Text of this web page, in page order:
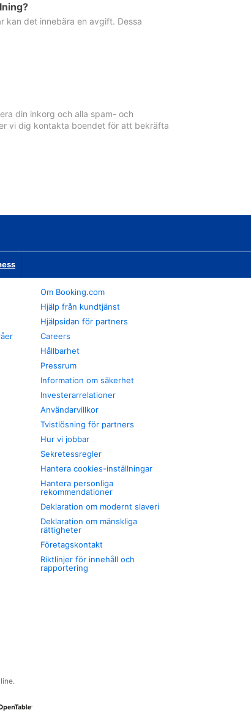
kan det innebära en avgift. Dessa
din inkorg och alla spam- och
vi dig kontakta boendet för att bekräfta
Om Booking.com
Hjälp från kundtjänst
Hjälpsidan för partners
Careers
Hållbarhet
Pressrum
Information om säkerhet
Investerarrelationer
Användarvillkor
Tvistlösning för partners
Hur vi jobbar
Sekretessregler
Hantera cookies-inställningar
Hantera personliga
rekommendationer
Deklaration om modernt slaveri
Deklaration om mänskliga
rättigheter
Företagskontakt
Riktlinjer för innehåll och
rapportering